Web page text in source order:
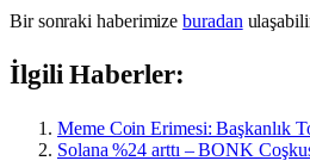
Bir sonraki haberimizeburadan
İlgili Haberler:
Meme Coin Erimesi: Başkanlık
Solana %24 arttı – BONK